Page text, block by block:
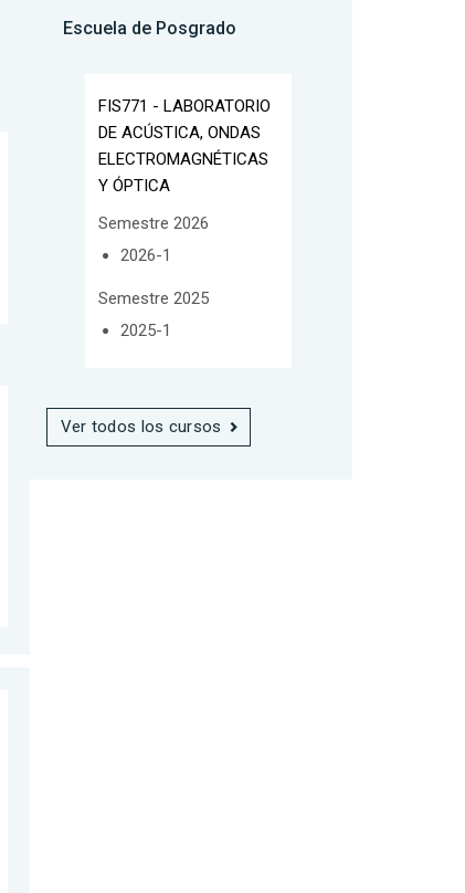
Escuela de Posgrado
FIS771 - LABORATORIO
DE ACÚSTICA, ONDAS
ELECTROMAGNÉTICAS
Y ÓPTICA
Semestre 2026
2026-1
Semestre 2025
2025-1
Ver todos los cursos